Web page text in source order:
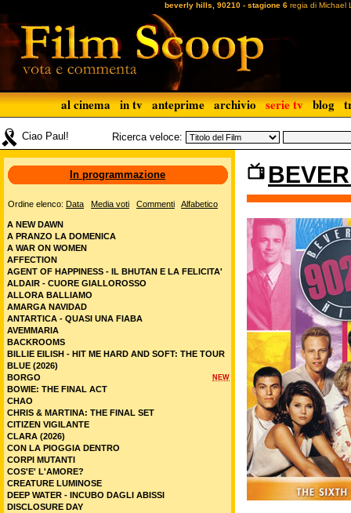
beverly hills, 90210 - stagione 6 regia di Michael
al cinema in tv anteprime archivio serie tv blog
Ciao Paul! Ricerca veloce:
In programmazione
Ordine elenco: Data Media voti Commenti Alfabetico
A NEW DAWN
A PRANZO LA DOMENICA
A WAR ON WOMEN
AFFECTION
AGENT OF HAPPINESS - IL BHUTAN E LA FELICITA'
ALDAIR - CUORE GIALLOROSSO
ALLORA BALLIAMO
AMARGA NAVIDAD
ANTARTICA - QUASI UNA FIABA
AVEMMARIA
BACKROOMS
BILLIE EILISH - HIT ME HARD AND SOFT: THE TOUR
BLUE (2026)
NEW
BORGO
BOWIE: THE FINAL ACT
CHAO
CHRIS & MARTINA: THE FINAL SET
CITIZEN VIGILANTE
CLARA (2026)
CON LA PIOGGIA DENTRO
CORPI MUTANTI
COS'E' L'AMORE?
CREATURE LUMINOSE
DEEP WATER - INCUBO DAGLI ABISSI
DISCLOSURE DAY